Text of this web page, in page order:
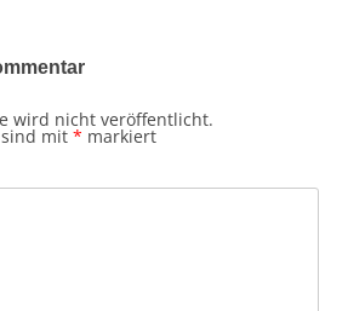
wird nicht veröffentlicht.
mit * markiert